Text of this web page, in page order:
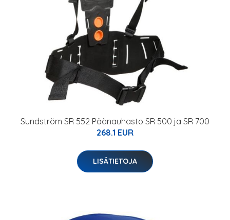
Sundström SR 552 Päänauhasto SR 500 ja SR 700
268.1 EUR
LISÄTIETOJA